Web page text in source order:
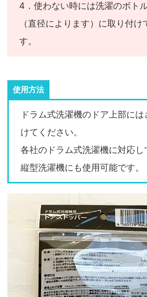
4．使わない時には洗濯のボト
（直径によります）に取り付け
す。
使用方法
ドラム式洗濯機のドア上部に
けてください。
各社のドラム式洗濯機に対応し
縦型洗濯機にも使用可能です。